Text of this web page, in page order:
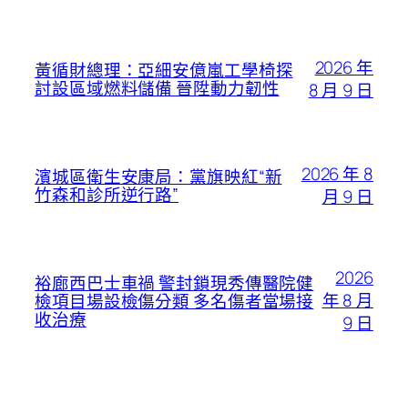
黃循財總理：亞細安億嵐工學椅探
討設區域燃料儲備 晉陞動力韌性
2026 年
8 月 9 日
濱城區衛生安康局：黨旗映紅“新
竹森和診所逆行路”
2026 年 8
月 9 日
裕廊西巴士車禍 警封鎖現秀傳醫院健
檢項目場設檢傷分類 多名傷者當場接
收治療
2026
年 8 月
9 日